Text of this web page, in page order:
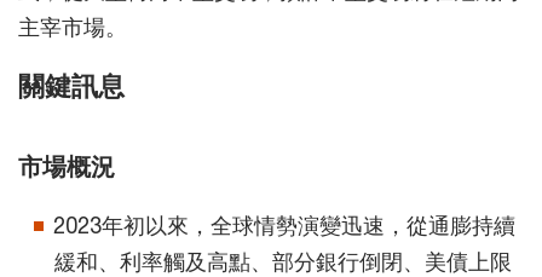
主宰市場。
關鍵訊息
市場概況
2023年初以來，全球情勢演變迅速，從通膨持續
緩和、利率觸及高點、部分銀行倒閉、美債上限